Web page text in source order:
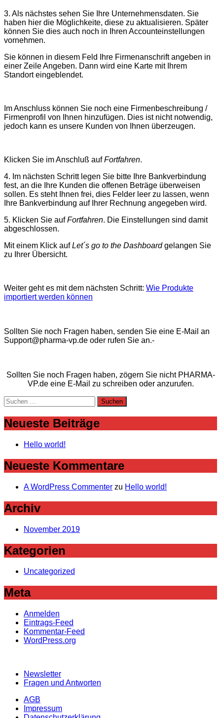
3. Als nächstes sehen Sie Ihre Unternehmensdaten. Sie
haben hier die Möglichkeite, diese zu aktualisieren. Später
können Sie dies auch noch in Ihren Accounteinstellungen
vornehmen.
Sie können in diesem Feld Ihre Firmenanschrift angeben in
einer Zeile Angeben. Dann wird eine Karte mit Ihrem
Standort eingeblendet.
Im Anschluss können Sie noch eine Firmenbeschreibung /
Firmenprofil von Ihnen hinzufügen. Dies ist nicht notwendig,
jedoch kann es unsere Kunden von Ihnen überzeugen.
Klicken Sie im Anschluß aufFortfahren.
4. Im nächsten Schritt legen Sie bitte Ihre Bankverbindung
fest, an die Ihre Kunden die offenen Beträge überweisen
sollen. Es steht Ihnen frei, dies Felder leer zu lassen, wenn
Ihre Bankverbindung auf Ihrer Rechnung angegeben wird.
5. Klicken Sie aufFortfahren. Die Einstellungen sind damit
abgeschlossen.
Mit einem Klick aufLet´s go to the Dashboardgelangen Sie
zu Ihrer Übersicht.
Weiter geht es mit dem nächsten Schritt: Wie Produkte
importiert werden können
Sollten Sie noch Fragen haben, senden Sie eine E-Mail an
Support@pharma-vp.de oder rufen Sie an.-
Sollten Sie noch Fragen haben, zögern Sie nicht PHARMA-
VP.de eine E-Mail zu schreiben oder anzurufen.
Suchen
nach:
Neueste Beiträge
Hello world!
Neueste Kommentare
A WordPress Commenter zu Hello world!
Archiv
November 2019
Kategorien
Uncategorized
Meta
Anmelden
Eintrags-Feed
Kommentar-Feed
WordPress.org
Newsletter
Fragen und Antworten
AGB
Impressum